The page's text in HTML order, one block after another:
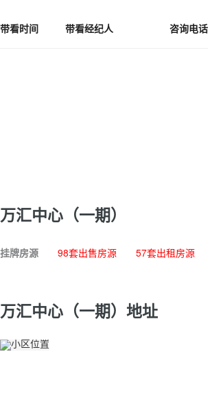
带看时间 带看经纪人 咨询电话
万汇中心（一期）
挂牌房源 98套出售房源 57套出租房源
万汇中心（一期）地址